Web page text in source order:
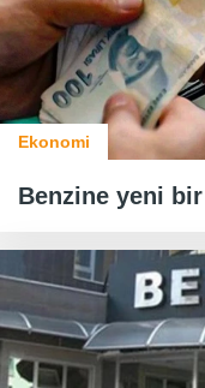
Ekonomi
Benzine yeni